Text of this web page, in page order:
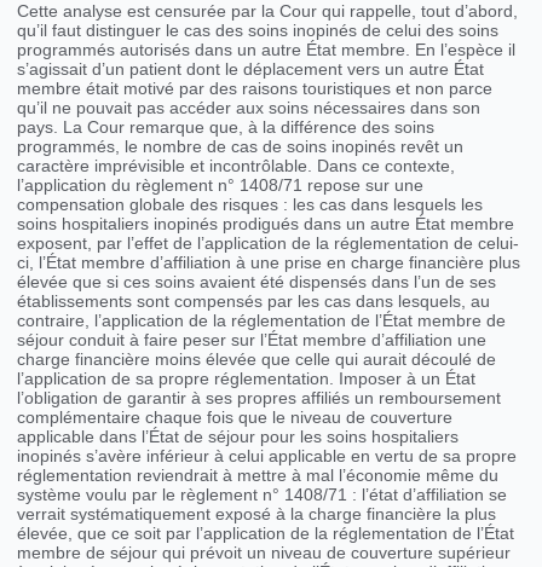
Cette analyse est censurée par la Cour qui rappelle, tout d’abord,
qu’il faut distinguer le cas des soins inopinés de celui des soins
programmés autorisés dans un autre État membre. En l’espèce il
s’agissait d’un patient dont le déplacement vers un autre État
membre était motivé par des raisons touristiques et non parce
qu’il ne pouvait pas accéder aux soins nécessaires dans son
pays. La Cour remarque que, à la différence des soins
programmés, le nombre de cas de soins inopinés revêt un
caractère imprévisible et incontrôlable. Dans ce contexte,
l’application du règlement n° 1408/71 repose sur une
compensation globale des risques : les cas dans lesquels les
soins hospitaliers inopinés prodigués dans un autre État membre
exposent, par l’effet de l’application de la réglementation de celui-
ci, l’État membre d’affiliation à une prise en charge financière plus
élevée que si ces soins avaient été dispensés dans l’un de ses
établissements sont compensés par les cas dans lesquels, au
contraire, l’application de la réglementation de l’État membre de
séjour conduit à faire peser sur l’État membre d’affiliation une
charge financière moins élevée que celle qui aurait découlé de
l’application de sa propre réglementation. Imposer à un État
l’obligation de garantir à ses propres affiliés un remboursement
complémentaire chaque fois que le niveau de couverture
applicable dans l’État de séjour pour les soins hospitaliers
inopinés s’avère inférieur à celui applicable en vertu de sa propre
réglementation reviendrait à mettre à mal l’économie même du
système voulu par le règlement n° 1408/71 : l’état d’affiliation se
verrait systématiquement exposé à la charge financière la plus
élevée, que ce soit par l’application de la réglementation de l’État
membre de séjour qui prévoit un niveau de couverture supérieur